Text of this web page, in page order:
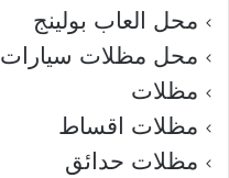
محل العاب بولينج
محل مظلات سيارات
مظلات
مظلات اقساط
مظلات حدائق